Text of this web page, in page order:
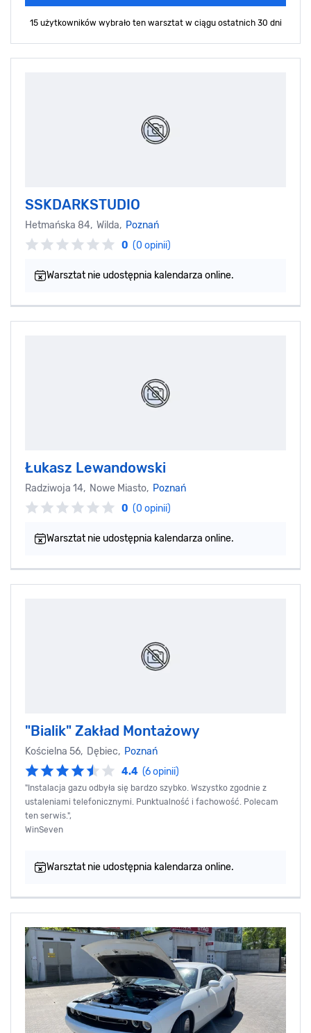
15 użytkowników wybrało ten warsztat w ciągu ostatnich 30 dni
SSKDARKSTUDIO
Hetmańska 84, Wilda, Poznań
0 (0 opinii)
Warsztat nie udostępnia kalendarza online.
Łukasz Lewandowski
Radziwoja 14, Nowe Miasto, Poznań
0 (0 opinii)
Warsztat nie udostępnia kalendarza online.
"Bialik" Zakład Montażowy
Kościelna 56, Dębiec, Poznań
4.4 (6 opinii)
"Instalacja gazu odbyła się bardzo szybko. Wszystko zgodnie z
ustaleniami telefonicznymi. Punktualność i fachowość. Polecam
ten serwis.",
WinSeven
Warsztat nie udostępnia kalendarza online.